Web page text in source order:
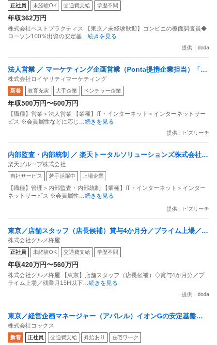
正社員 未経験OK 交通費支給 学歴不問
年収362万円
株式会社ベストプラクティス 【東京／未経験歓迎】コンビニの覆面調査員◆
ローソン100％出資の安定基 …続きを見る
提供：doda
法人営業 ／ マーケティング企画営業（Ponta提携企業担当）「国
内最大級の共通ポイントサービスを展開／無駄のない消費社会を
目指すデータマーケティングカンパニー」
株式会社ロイヤリティマーケティング
新着 教育充実 大手企業 ベンチャー企業
年収500万円〜600万円
【職種】営業＞法人営業 【業種】IT・インターネット＞インターネットサー
ビス ※会員属性などに応じ
…続きを見る
提供：ビズリーチ
内部監査・内部統制 ／ 楽天トータルソリューションズ株式会社
戦略事業コンプライアンス支援部 業務統制支援課：ショップコン
プライアンス推進担当（SBCSD）
楽天グループ株式会社
自社サービス 若手活躍中 上場企業
【職種】管理＞内部監査・内部統制 【業種】IT・インターネット＞インター
ネットサービス ※会員属性 …続きを見る
提供：ビズリーチ
東京／店舗スタッフ（店長候補）賞与4か月分／プライム上場／残
業月15H以下／新店オープン多数
株式会社グルメ杵屋
正社員 未経験OK 交通費支給 学歴不問
年収420万円〜560万円
株式会社グルメ杵屋 【東京】店舗スタッフ（店長候補）◇賞与4か月分／プ
ライム上場／残業月15H以下 …続きを見る
提供：doda
東京／経営企画マネージャー（アパレル）イオンGの安定基盤／
面接1回／即入社歓迎
株式会社コックス
新着 正社員 交通費支給 昇給あり 在宅ワーク